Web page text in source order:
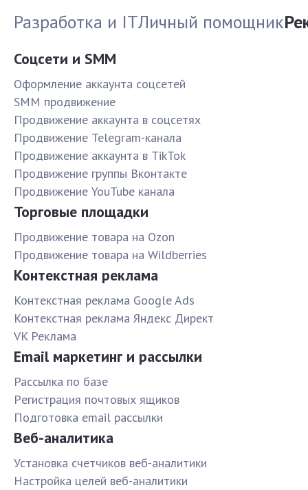
Разработка и ITЛичный помощник
Соцсети и SMM
Оформление аккаунта соцсетей
SMM продвижение
Продвижение аккаунта в соцсетях
Продвижение Telegram-канала
Продвижение аккаунта в TikTok
Продвижение группы Вконтакте
Продвижение YouTube канала
Торговые площадки
Продвижение товара на Ozon
Продвижение товара на Wildberries
Контекстная реклама
Контекстная реклама Google Ads
Контекстная реклама Яндекс Директ
VK Реклама
Email маркетинг и рассылки
Рассылка по базе
Pегистрация почтовых ящиков
Подготовка email рассылки
Веб-аналитика
Установка счетчиков веб-аналитики
Настройка целей веб-аналитики